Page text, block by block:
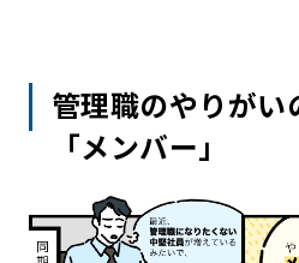
管理職のやりがい
「メンバー」